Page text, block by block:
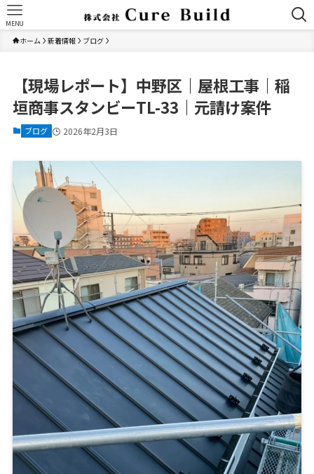
MENU
ホーム 新着情報 ブログ
【現場レポート】中野区｜屋根工事｜稲
垣商事スタンビーTL-33｜元請け案件
ブログ 2026年2月3日